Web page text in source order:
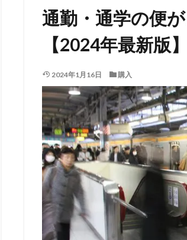
通勤・通学の便
【2024年最新版】
2024年1月16日 購入